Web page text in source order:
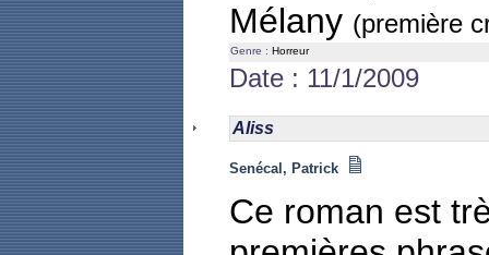
Mélany (première
Genre : Horreur
Date : 11/1/2009
Aliss
Senécal, Patrick
Ce roman est